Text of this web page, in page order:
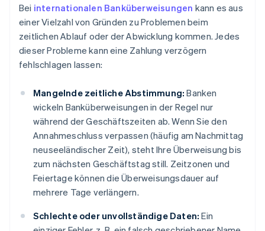
Bei internationalen Banküberweisungen kann es aus
einer Vielzahl von Gründen zu Problemen beim
zeitlichen Ablauf oder der Abwicklung kommen. Jedes
dieser Probleme kann eine Zahlung verzögern
fehlschlagen lassen:
Mangelnde zeitliche Abstimmung: Banken
wickeln Banküberweisungen in der Regel nur
während der Geschäftszeiten ab. Wenn Sie den
Annahmeschluss verpassen (häufig am Nachmittag
neuseeländischer Zeit), steht Ihre Überweisung bis
zum nächsten Geschäftstag still. Zeitzonen und
Feiertage können die Überweisungsdauer auf
mehrere Tage verlängern.
Schlechte oder unvollständige Daten: Ein